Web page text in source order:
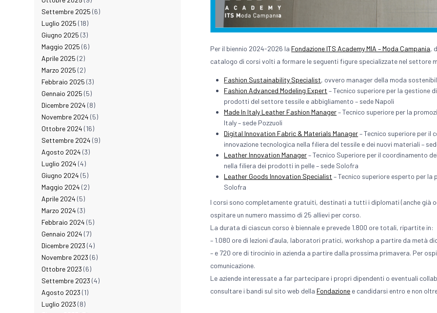
Per il biennio 2024-2026 la Fondazione ITS Academy MIA – Moda Campania,
catalogo di corsi volti a formare le seguenti figure specializzate nel settore
Fashion Sustainability Specialist, ovvero manager della moda
Fashion Advanced Modeling Expert – Tecnico superiore per la gestione
prodotti del settore tessile e abbigliamento – sede Napoli
Made In Italy Leather Fashion Manager– Tecnico superiore per la
Italy – sede Pozzuoli
Digital Innovation Fabric & Materials Manager– Tecnico superiore per
innovazione tecnologica nella filiera del tessile e dei nuovi materiali –
Leather Innovation Manager– Tecnico Superiore per il coordinamento
nella filiera dei prodotti in pelle – sede Solofra
Leather Goods Innovation Specialist – Tecnico superiore esperto per la
Solofra
I corsi sono completamente gratuiti, destinati a tutti i diplomati (anche già
ospitare un numero massimo di 25 allievi per corso.
La durata di ciascun corso è biennale e prevede 1.800 ore totali, ripartite in:
– 1.080 ore di lezioni d’aula, laboratori pratici, workshop a partire da metà
– e 720 ore di tirocinio in azienda a partire dalla prossima primavera. Per
comunicazione.
Le aziende interessate a far partecipare i propri dipendenti o eventuali
consultare i bandi sul sito web della Fondazione e candidarsi entro e non
Settembre 2025 (6)
Luglio 2025 (18)
Giugno 2025 (3)
Maggio 2025 (6)
Aprile 2025 (2)
Marzo 2025 (2)
Febbraio 2025 (3)
Gennaio 2025 (5)
Dicembre 2024 (8)
Novembre 2024 (5)
Ottobre 2024 (16)
Settembre 2024 (9)
Agosto 2024 (3)
Luglio 2024 (4)
Giugno 2024 (5)
Maggio 2024 (2)
Aprile 2024 (5)
Marzo 2024 (3)
Febbraio 2024 (5)
Gennaio 2024 (7)
Dicembre 2023 (4)
Novembre 2023 (6)
Ottobre 2023 (6)
Settembre 2023 (4)
Agosto 2023 (1)
Luglio 2023 (8)